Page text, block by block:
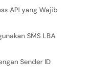
API yang Wajib
SMS LBA
Sender ID